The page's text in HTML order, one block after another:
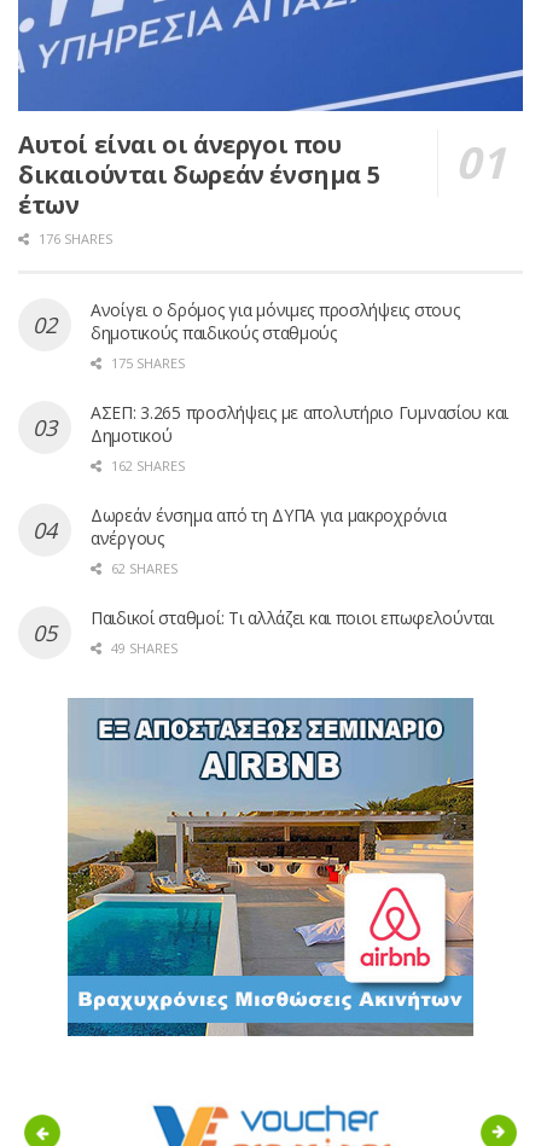
Αυτοί είναι οι άνεργοι που
δικαιούνται δωρεάν ένσημα 5
έτων
176 SHARES
Ανοίγει ο δρόμος για μόνιμες προσλήψεις στους
δημοτικούς παιδικούς σταθμούς
175 SHARES
ΑΣΕΠ: 3.265 προσλήψεις με απολυτήριο Γυμνασίου και
Δημοτικού
162 SHARES
Δωρεάν ένσημα από τη ΔΥΠΑ για μακροχρόνια
ανέργους
62 SHARES
Παιδικοί σταθμοί: Τι αλλάζει και ποιοι επωφελούνται
49 SHARES
Previous Next